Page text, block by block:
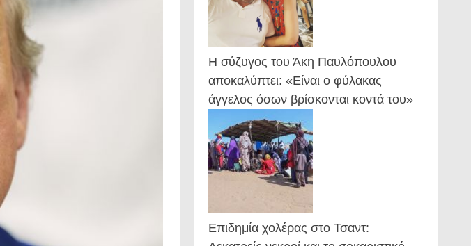
Η σύζυγος του Άκη Παυλόπουλου
αποκαλύπτει: «Είναι ο φύλακας
άγγελος όσων βρίσκονται κοντά του»
Επιδημία χολέρας στο Τσαντ: